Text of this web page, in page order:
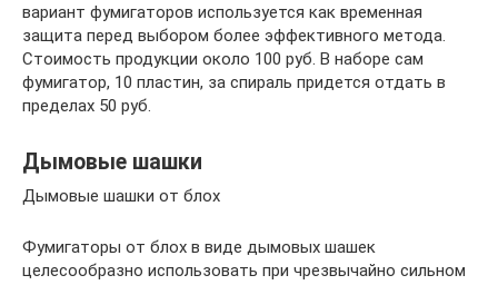
вариант фумигаторов используется как временная
защита перед выбором более эффективного метода.
Стоимость продукции около 100 руб. В наборе сам
фумигатор, 10 пластин, за спираль придется отдать в
пределах 50 руб.
Дымовые шашки
Дымовые шашки от блох
Фумигаторы от блох в виде дымовых шашек
целесообразно использовать при чрезвычайно сильном